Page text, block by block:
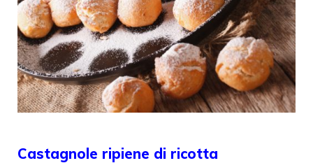
Castagnole ripiene di ricotta